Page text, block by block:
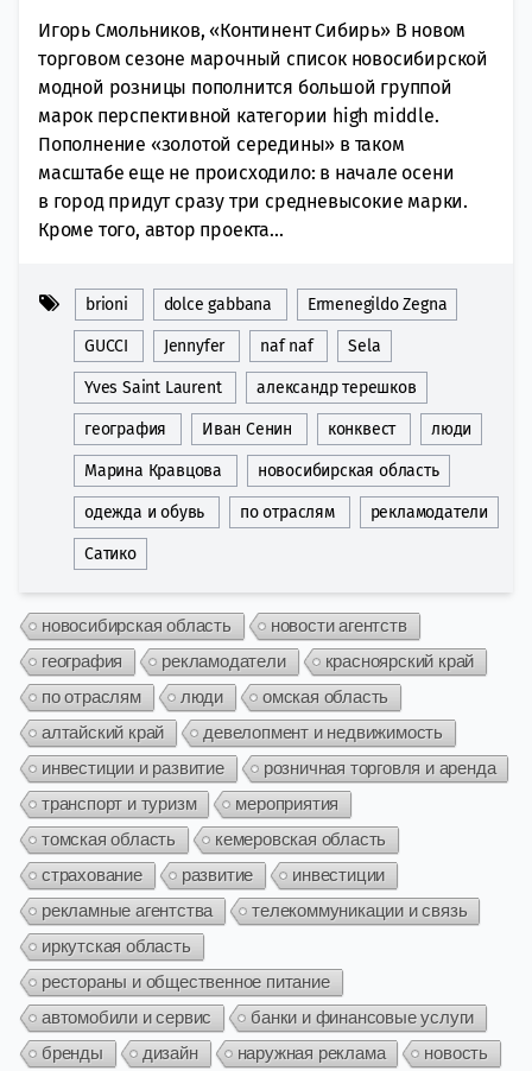
Игорь Смольников, «Континент Сибирь» В новом
торговом сезоне марочный список новосибирской
модной розницы пополнится большой группой
марок перспективной категории high middle.
Пополнение «золотой середины» в таком
масштабе еще не происходило: в начале осени
в город придут сразу три средневысокие марки.
Кроме того, автор проекта...
brioni dolce gabbana Ermenegildo Zegna
GUCCI Jennyfer naf naf Sela
Yves Saint Laurent александр терешков
география Иван Сенин конквест люди
Марина Кравцова новосибирская область
одежда и обувь по отраслям рекламодатели
Сатико
новосибирская область
новости агентств
география
рекламодатели
красноярский край
по отраслям
люди
омская область
алтайский край
девелопмент и недвижимость
инвестиции и развитие
розничная торговля и аренда
транспорт и туризм
мероприятия
томская область
кемеровская область
страхование
развитие
инвестиции
рекламные агентства
телекоммуникации и связь
иркутская область
рестораны и общественное питание
автомобили и сервис
банки и финансовые услуги
бренды
дизайн наружная реклама новость